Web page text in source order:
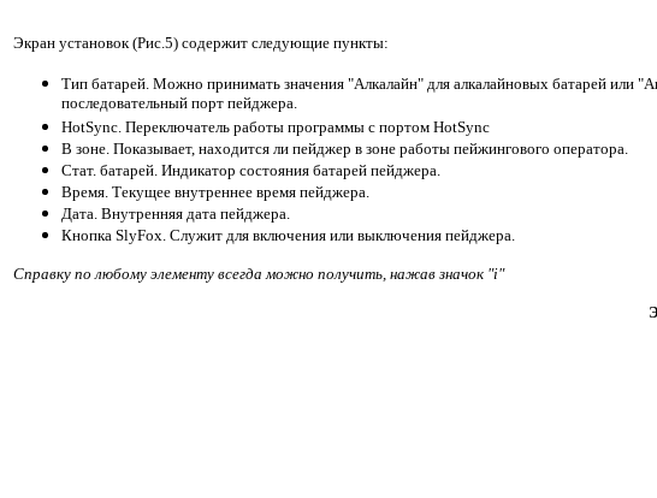
Экран установок (Рис.5) содержит следующие пункты:
Тип батарей. Можно принимать значения "Алкалайн" для алкалайновых батарей или
последовательный порт пейджера.
HotSync. Переключатель работы программы с портом HotSync
В зоне. Показывает, находится ли пейджер в зоне работы пейжингового оператора.
Стат. батарей. Индикатор состояния батарей пейджера.
Время. Текущее внутреннее время пейджера.
Дата. Внутренняя дата пейджера.
Кнопка SlyFox. Служит для включения или выключения пейджера.
Справку по любому элементу всегда можно получить, нажав значок "i"